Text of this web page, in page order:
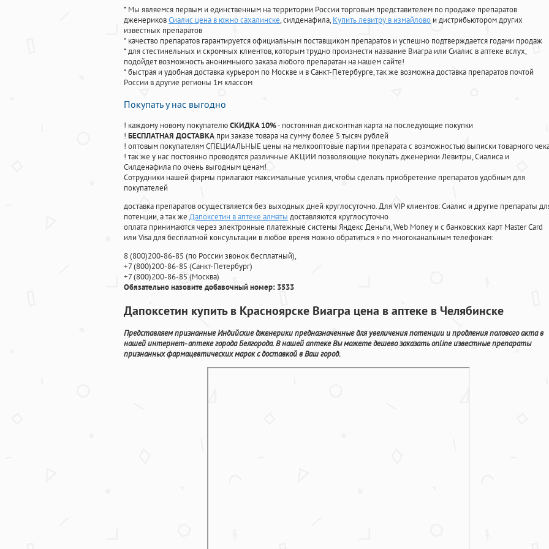
* Мы являемся первым и единственным на территории России торговым представителем по продаже препаратов
дженериковСиалис цена в южно сахалинске, силденафила, Купить левитру в измайлово и дистрибьютором других
известных препаратов
* качество препаратов гарантируется официальным поставщиком препаратов и успешно подтверждается годами продаж
* для стестинельных и скромных клиентов, которым трудно произнести название Виагра или Сиалис в аптеке вслух,
подойдет возможность анонимныого заказа любого препаратан на нашем сайте!
* быстрая и удобная доставка курьером по Москве и в Санкт-Петербурге, так же возможна доставка препаратов почтой
России в другие регионы 1м классом
Покупать у нас выгодно
! каждому новому покупателюСКИДКА 10%- постоянная дисконтная карта на последующие покупки
! БЕСПЛАТНАЯ ДОСТАВКА при заказе товара на сумму более 5 тысяч рублей
! оптовым покупателям СПЕЦИАЛЬНЫЕ цены на мелкооптовые партии препарата с возможностью выписки товарного
! так же у нас постоянно проводятся различные АКЦИИ позволяющие покупать дженерики Левитры, Сиалиса и
Силденафила по очень выгодным ценам!
Cотрудники нашей фирмы прилагают максимальные усилия, чтобы сделать приобретение препаратов удобным для
покупателей
доставка препаратов осуществляется без выходных дней круглосуточно. Для VIP клиентов: Сиалис и другие препараты
потенции, а так же Дапоксетин в аптеке алматы доставляются круглосуточно
оплата принимаются через электронные платежные системы Яндекс Деньги, Web Money и с банковских карт Master Card
или Visa для бесплатной консультации в любое время можно обратиться» по многоканальным телефонам:
8(800)200-86-85 (по России звонок бесплатный),
+7(800)200-86-85 (Санкт-Петербург)
+7(800)200-86-85 (Москва)
Обязательно назовите добавочный номер: 3533
Дапоксетин купить в Красноярске Виагра цена в аптеке в Челябинске
Представляем признанные Индийские дженерики предназначенные для увеличения потенции и продления полового акта в
нашей интернет- аптеке города Белгорода. В нашей аптеке Вы можете дешево заказать online известные препараты
признанных фармацевтических марок с доставкой в Ваш город.